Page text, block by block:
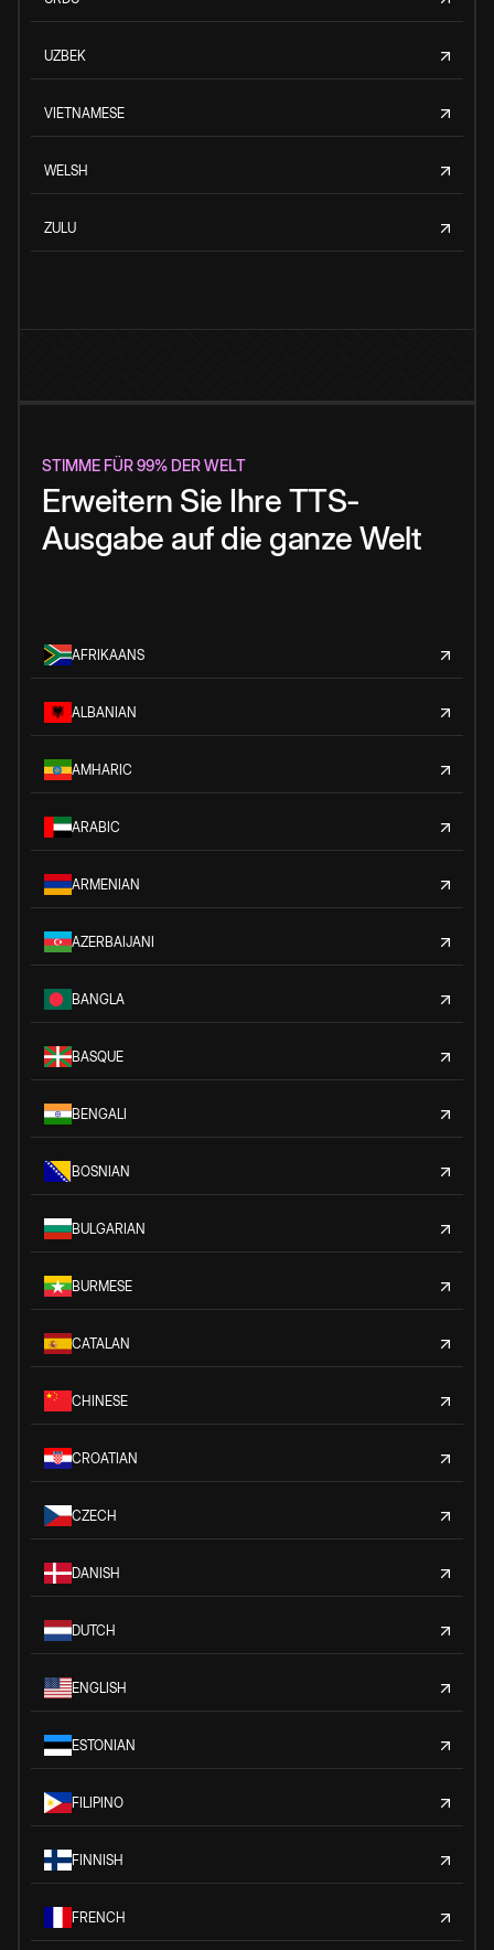
UZBEK
VIETNAMESE
WELSH
ZULU
STIMME FÜR 99% DER WELT
Erweitern Sie Ihre TTS-
Ausgabe auf die ganze Welt
AFRIKAANS
ALBANIAN
AMHARIC
ARABIC
ARMENIAN
AZERBAIJANI
BANGLA
BASQUE
BENGALI
BOSNIAN
BULGARIAN
BURMESE
CATALAN
CHINESE
CROATIAN
CZECH
DANISH
DUTCH
ENGLISH
ESTONIAN
FILIPINO
FINNISH
FRENCH